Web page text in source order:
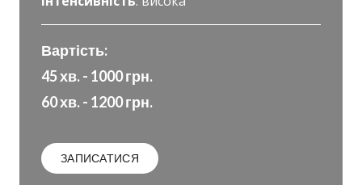
Вартість:
45 хв. - 1000 грн.
60 хв. - 1200 грн.
ЗАПИСАТИСЯ